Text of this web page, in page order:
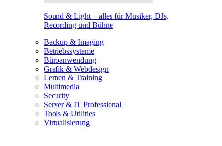
Sound & Light – alles für Musiker, DJs,
Recording und Bühne
Backup & Imaging
Betriebssysteme
Büroanwendung
Grafik & Webdesign
Lernen & Training
Multimedia
Security
Server & IT Professional
Tools & Utilities
Virtualisierung